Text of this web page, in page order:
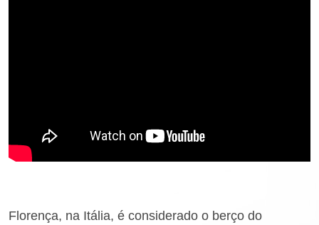
Florença, na Itália, é considerado o berço do